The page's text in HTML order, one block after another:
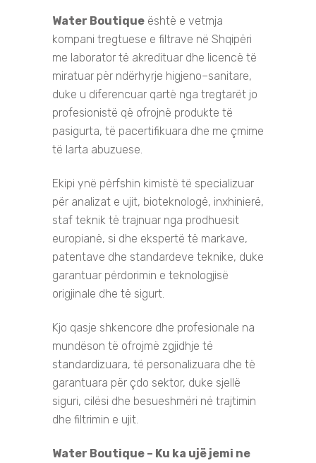
Water Boutique është e vetmja
kompani tregtuese e filtrave në Shqipëri
me laborator të akredituar dhe licencë të
miratuar për ndërhyrje higjeno–sanitare,
duke u diferencuar qartë nga tregtarët jo
profesionistë që ofrojnë produkte të
pasigurta, të pacertifikuara dhe me çmime
të larta abuzuese.
Ekipi ynë përfshin kimistë të specializuar
për analizat e ujit, bioteknologë, inxhinierë,
staf teknik të trajnuar nga prodhuesit
europianë, si dhe ekspertë të markave,
patentave dhe standardeve teknike, duke
garantuar përdorimin e teknologjisë
origjinale dhe të sigurt.
Kjo qasje shkencore dhe profesionale na
mundëson të ofrojmë zgjidhje të
standardizuara, të personalizuara dhe të
garantuara për çdo sektor, duke sjellë
siguri, cilësi dhe besueshmëri në trajtimin
dhe filtrimin e ujit.
Water Boutique – Ku ka ujë jemi ne